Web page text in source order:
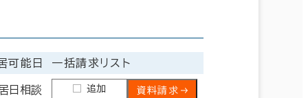
可能日 一括請求リスト
日相談 追加 資料請求